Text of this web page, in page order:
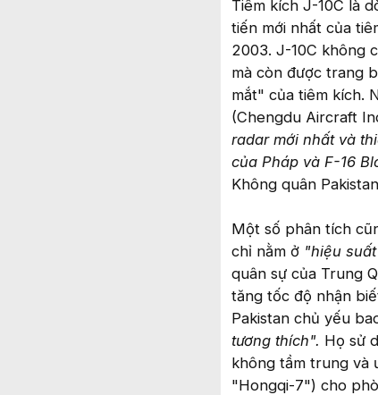
Tiêm kích J-10C là
tiến mới nhất của
2003. J-10C không
mà còn được trang
mắt" của tiêm kích.
(Chengdu Aircraft
radar mới nhất và
của Pháp và F-16
Không quân
Một số phân tích
chỉ nằm ở "hiệu
quân sự của Trung
tăng tốc độ nhận
Pakistan chủ yếu
tương thích". Họ sử
không tầm trung và
"Hongqi-7") cho